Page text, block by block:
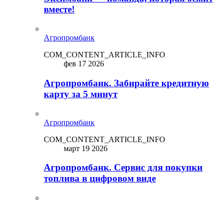
вместе!
Агропромбанк
COM_CONTENT_ARTICLE_INFO
фев 17 2026
Агропромбанк. Забирайте кредитную
карту за 5 минут
Агропромбанк
COM_CONTENT_ARTICLE_INFO
март 19 2026
Агропромбанк. Сервис для покупки
топлива в цифровом виде